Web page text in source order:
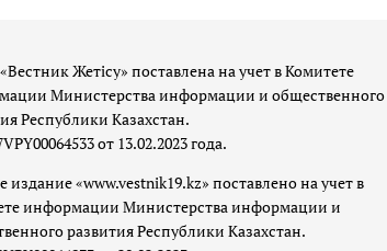
Жетісу» поставлена на учет в Комитете
Министерства информации и общественного
Республики Казахстан.
от 13.02.2023 года.
издание «www.vestnik19.kz» поставлено на учет в
информации Министерства информации и
развития Республики Казахстан.